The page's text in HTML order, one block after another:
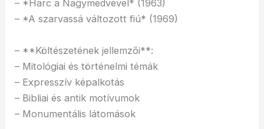
– *Harc a Nagymedvével* (1963)
– *A szarvassá változott fiú* (1969)
– **Költészetének jellemzői**:
– Mitológiai és történelmi témák
– Expresszív képalkotás
– Bibliai és antik motívumok
– Monumentális látomások